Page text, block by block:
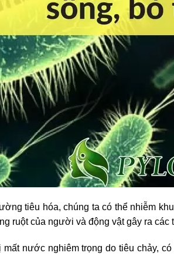
tiêu hóa, chúng ta có thể nhiễm
ruột của người và động vật gây ra
nước nghiêm trọng do tiêu chảy,